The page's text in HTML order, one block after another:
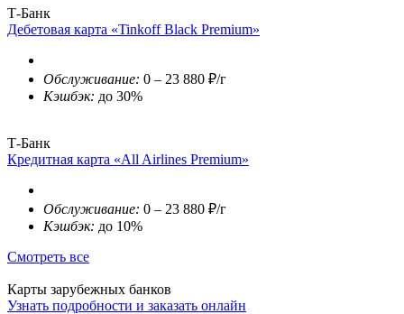
Т-Банк
Дебетовая карта «Tinkoff Black Premium»
Обслуживание: 0 – 23 880 ₽/г
Кэшбэк: до 30%
Т-Банк
Кредитная карта «All Airlines Premium»
Обслуживание: 0 – 23 880 ₽/г
Кэшбэк: до 10%
Смотреть все
Карты зарубежных банков
Узнать подробности и заказать онлайн